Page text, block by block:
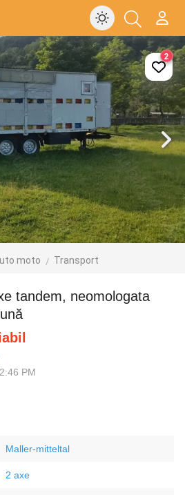
moto Transport
2
PM
Maller-mitteltal
2 axe